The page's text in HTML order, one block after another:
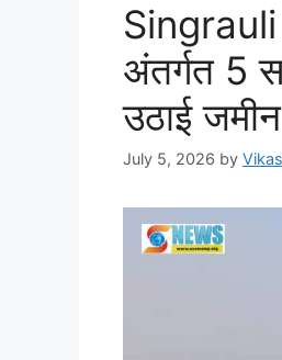
Singrauli
अंतर्गत 5
उठाई
July 5, 2026 by